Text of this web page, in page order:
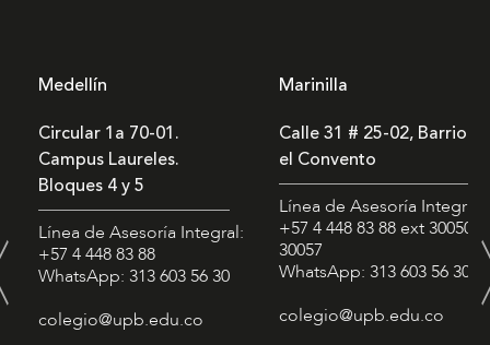
Medellín
Circular 1a 70-01.
Campus Laureles.
Bloques 4 y 5
Línea de Asesoría Integral:
+57 4 448 83 88
WhatsApp: 313 603 56 30
colegio@upb.edu.co
Marinilla
Calle 31 # 25-02, Barrio
el Convento
Línea de Asesoría Integral:
+57 4 448 83 88ext 30050 -
30057
WhatsApp: 313 603 56 30
colegio@upb.edu.co